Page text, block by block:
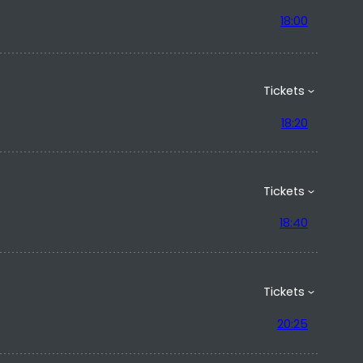
18:00
Tickets
18:20
Tickets
18:40
Tickets
20:25